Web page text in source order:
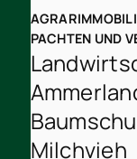
PACHTEN UND
Milchvieh